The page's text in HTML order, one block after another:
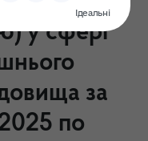
у сфері
за
по